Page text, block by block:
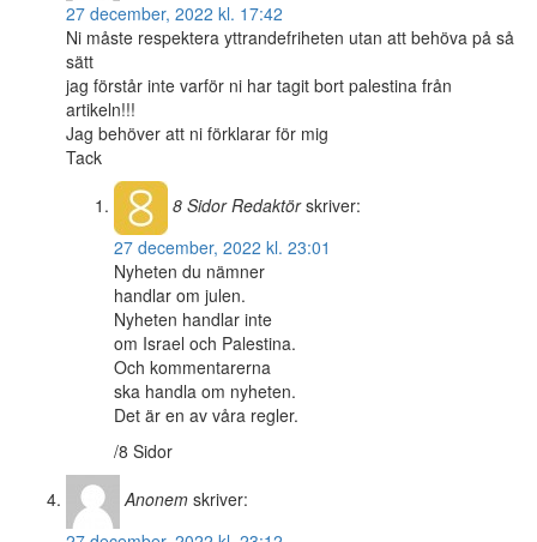
27 december, 2022 kl. 17:42
Ni måste respektera yttrandefriheten utan att behöva på så
sätt
jag förstår inte varför ni har tagit bort palestina från
artikeln!!!
Jag behöver att ni förklarar för mig
Tack
8 SidorRedaktör skriver:
27 december, 2022 kl. 23:01
Nyheten du nämner
handlar om julen.
Nyheten handlar inte
om Israel och Palestina.
Och kommentarerna
ska handla om nyheten.
Det är en av våra regler.
/8 Sidor
Anonem skriver: